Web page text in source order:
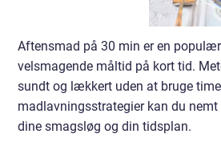
Aftensmad på 30 min er en
velsmagende måltid på kort tid.
sundt og lækkert uden at bruge
madlavningsstrategier kan du
dine smagsløg og din tidsplan.